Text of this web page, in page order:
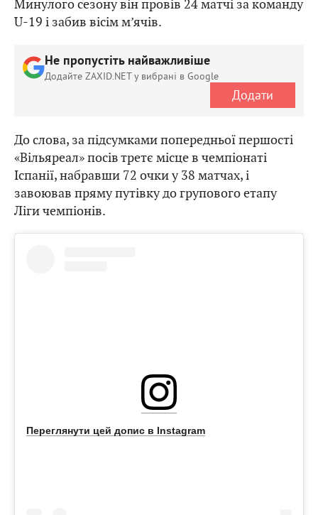
Минулого сезону він провів 24 матчі за команду
U-19 і забив вісім м’ячів.
Не пропустіть найважливіше
Додайте ZAXID.NET у вибрані в Google
Додати
До слова, за підсумками попередньої першості
«Вільяреал» посів третє місце в чемпіонаті
Іспанії, набравши 72 очки у 38 матчах, і
завоював пряму путівку до групового етапу
Ліги чемпіонів.
Переглянути цей допис в Instagram